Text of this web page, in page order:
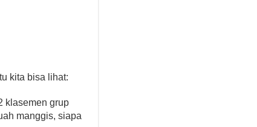
kita bisa lihat:
klasemen grup
manggis, siapa